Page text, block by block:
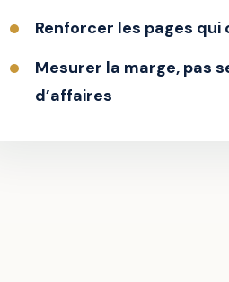
Renforcer les pages
Mesurer la marge, pas
d’affaires